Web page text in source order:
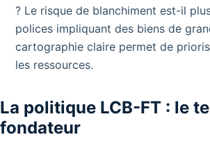
? Le risque de blanchiment est-il
polices impliquant des biens de
cartographie claire permet de
les ressources.
La politique LCB-FT : le
fondateur